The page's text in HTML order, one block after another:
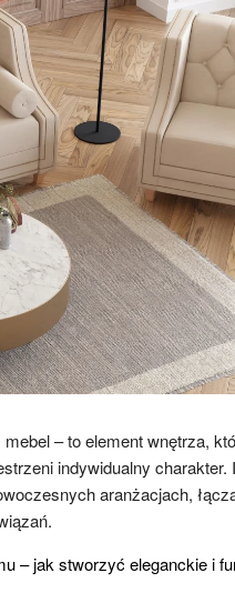
– to element wnętrza,
indywidualny charakter.
aranżacjach,
– jak stworzyć eleganckie i